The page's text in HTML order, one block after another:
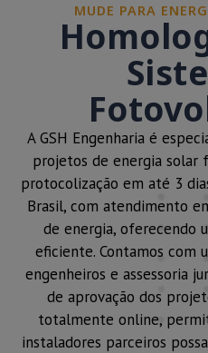
MUDE PARA
A GSH Engenharia é
projetos de energia solar
protocolização em até 3
Brasil, com atendimento
de energia, oferecendo
eficiente. Contamos com
engenheiros e assessoria
de aprovação dos
totalmente online,
instaladores parceiros